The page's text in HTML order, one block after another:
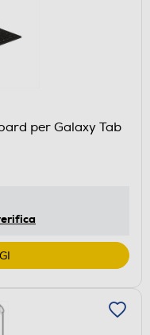
per Galaxy Tab